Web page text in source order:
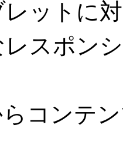
ットに
スポン
らコンテ